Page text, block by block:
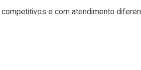
e com atendimento